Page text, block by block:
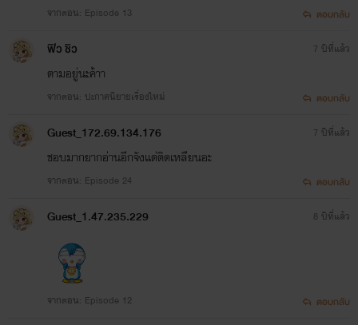
ยัยน่ารักคว้าหัวใจนายมาเฟีย
(The
End)
เมียรักของคนโหด(The End)
จากตอน: Episode 13 ตอบกลับ
ฟิว ชิว
ตามอยู่นะค้าา
จากตอน: ปะกาศนิยายเรื่องใหม่
7 ปีที่แล้ว
ตอบกลับ
Guest_172.69.134.176
ชอบมากยากอ่านอีกจังแต่ติดเหลืยนอะ
จากตอน: Episode 24
7 ปีที่แล้ว
ตอบกลับ
Guest_1.47.235.229
จากตอน: Episode 12
8 ปีที่แล้ว
ตอบกลับ